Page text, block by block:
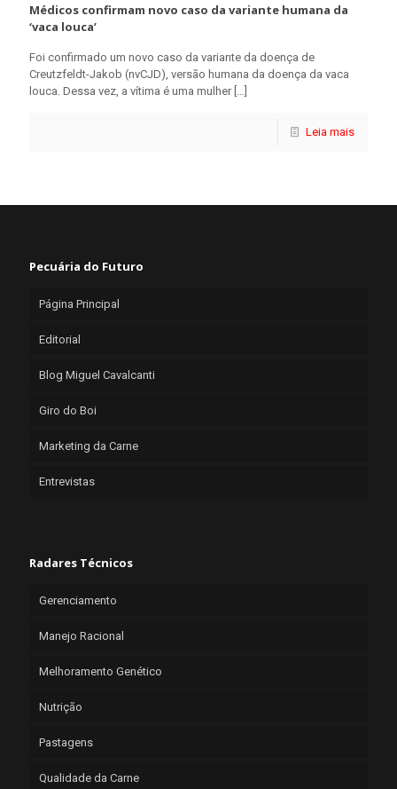
Médicos confirmam novo caso da variante humana da
‘vaca louca’
Foi confirmado um novo caso da variante da doença de
Creutzfeldt-Jakob (nvCJD), versão humana da doença da vaca
louca. Dessa vez, a vítima é uma mulher[…]
Leia mais
Pecuária do Futuro
Página Principal
Editorial
Blog Miguel Cavalcanti
Giro do Boi
Marketing da Carne
Entrevistas
Radares Técnicos
Gerenciamento
Manejo Racional
Melhoramento Genético
Nutrição
Pastagens
Qualidade da Carne